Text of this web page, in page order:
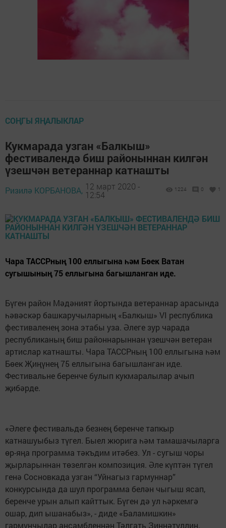
СОҢГЫ ЯҢАЛЫКЛАР
Кукмарада узган «Балкыш»
фестивалендә биш районыннан килгән
үзешчән ветераннар катнашты
Ризилә КОРБАНОВА, 12 март 2020 -
12:54
1224 0 1
Чара ТАССРның 100 еллыгына һәм Бөек Ватан
сугышының 75 еллыгына багышланган иде.
Бүген район Мәдәният йортында ветераннар арасында
һәвәскәр башкаручыларның «Балкыш» VΙ республика
фестиваленең зона этабы уза. Әлеге зур чарада
республиканың биш районнарыннан үзешчән ветеран
артислар катнашты. Чара ТАССРның 100 еллыгына һәм
Бөек Җиңүнең 75 еллыгына багышланган иде.
Фестивальне беренче булып кукмаралылар ачып
җибәрде.
«Әлеге фестивальдә безнең беренче тапкыр
катнашуыбыз түгел. Быел жюрига һәм тамашачыларга
өр-яңа программа тәкъдим итәбез. Ул - сугыш чоры
җырларыннан төзелгән композиция. Әле күптән түгел
генә Сосновкада узган “Уйнагыз гармуннар”
конкурсында да шул программа белән чыгыш ясап,
беренче урын алып кайттык. Бүген дә ул һәркемгә
ошар, дип ышанабыз», - диде «Баламишкин»
гармунчылар ансамбленнән Тәлгать Зиннәтуллин.